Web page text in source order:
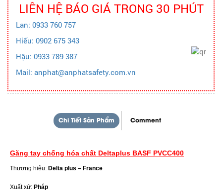
LIÊN HỆ BÁO GIÁ TRONG 30 PHÚT
Lan: 0933 760 757
Hiếu: 0902 675 343
Hậu: 0933 789 387
Mail: anphat@anphatsafety.com.vn
Chi Tiết Sản Phẩm Comment
Găng tay chống hóa chất Deltaplus BASF PVCC400
Thương hiệu: Delta plus – France
Xuất xứ: Pháp